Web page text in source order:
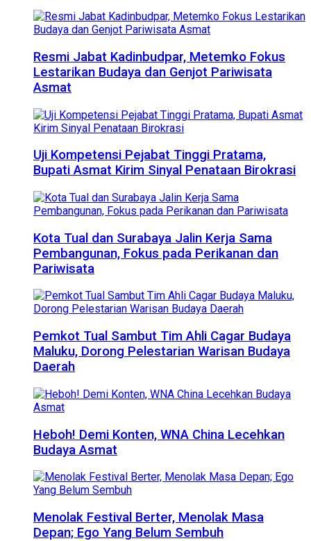
Resmi Jabat Kadinbudpar, Metemko Fokus
Lestarikan Budaya dan Genjot Pariwisata
Asmat
Uji Kompetensi Pejabat Tinggi Pratama,
Bupati Asmat Kirim Sinyal Penataan Birokrasi
Kota Tual dan Surabaya Jalin Kerja Sama
Pembangunan, Fokus pada Perikanan dan
Pariwisata
Pemkot Tual Sambut Tim Ahli Cagar Budaya
Maluku, Dorong Pelestarian Warisan Budaya
Daerah
Heboh! Demi Konten, WNA China Lecehkan
Budaya Asmat
Menolak Festival Berter, Menolak Masa
Depan; Ego Yang Belum Sembuh